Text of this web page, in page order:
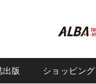
出版 ショッピング